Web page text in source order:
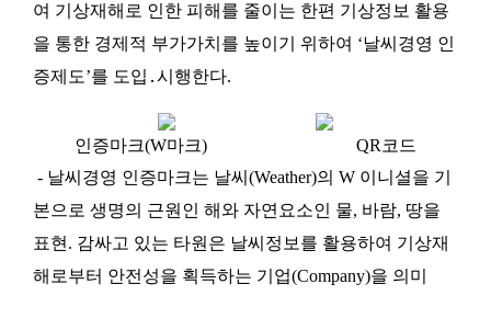
여 기상재해로 인한 피해를 줄이는 한편 기상정보 활용
을 통한 경제적 부가가치를 높이기 위하여 ‘날씨경영 인
증제도’를 도입․시행한다.
인증마크(W마크) QR코드
- 날씨경영 인증마크는 날씨(Weather)의 W 이니셜을 기
본으로 생명의 근원인 해와 자연요소인 물, 바람, 땅을
표현. 감싸고 있는 타원은 날씨정보를 활용하여 기상재
해로부터 안전성을 획득하는 기업(Company)을 의미